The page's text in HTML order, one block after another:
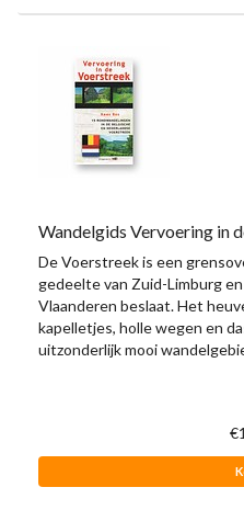
Wandelgids Vervoering in
De Voerstreek is een
gedeelte van Zuid-Limburg
Vlaanderen beslaat. Het
kapelletjes, holle wegen en
uitzonderlijk mooi